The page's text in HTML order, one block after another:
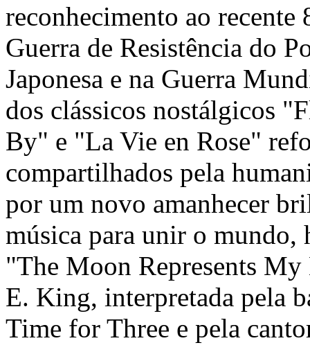
reconhecimento ao recente
Guerra de Resistência do
Japonesa e na Guerra
dos clássicos nostálgicos
By" e "La Vie en Rose"
compartilhados pela
por um novo amanhecer
música para unir o mundo,
"The Moon Represents
E. King, interpretada pela
Time for Three e pela